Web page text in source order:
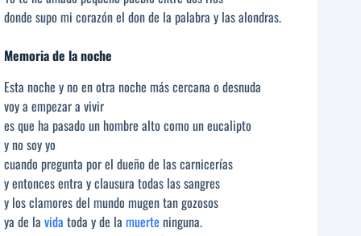
donde supo mi corazón el don de la palabra y las alondras.
Memoria de la noche
Esta noche y no en otra noche más cercana o desnuda
voy a empezar a vivir
es que ha pasado un hombre alto como un eucalipto
y no soy yo
cuando pregunta por el dueño de las carnicerías
y entonces entra y clausura todas las sangres
y los clamores del mundo mugen tan gozosos
ya de la vida toda y de la muerte ninguna.